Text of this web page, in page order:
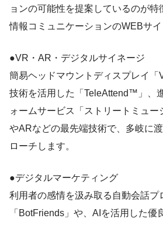
ョンの可能性を提案しているのが特
情報コミュニケーションのWEBサ
●VR・AR・デジタルサイネージ
簡易ヘッドマウントディスプレイ
技術を活用した「TeleAttend™」、
ォームサービス「ストリートミュ
やARなどの最先端技術で、多岐に
ローチします。
●デジタルマーケティング
利用者の感情を汲み取る自動会話プ
「BotFriends」や、AIを活用した優